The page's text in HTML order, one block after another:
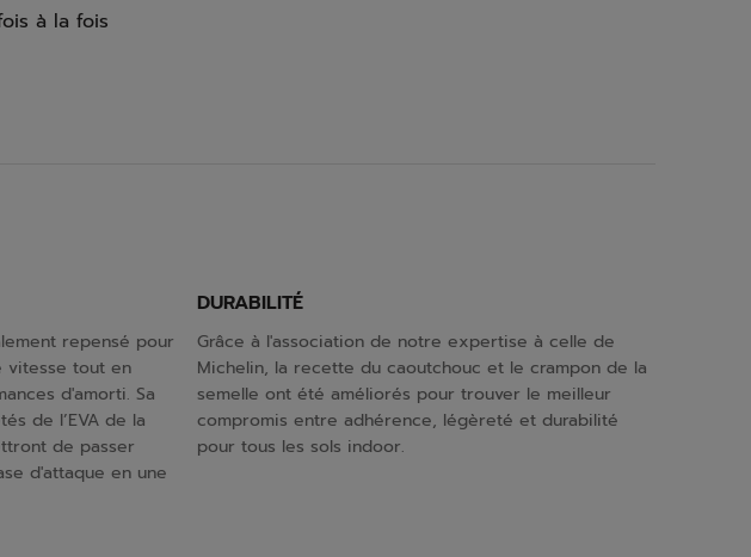
à la fois
repensé pour
vitesse tout en
d'amorti. Sa
de l’EVA de la
de passer
d'attaque en une
DURABILITÉ
Grâce à l'association de notre expertise à celle de
Michelin, la recette du caoutchouc et le crampon de la
semelle ont été améliorés pour trouver le meilleur
compromis entre adhérence, légèreté et durabilité
pour tous les sols indoor.